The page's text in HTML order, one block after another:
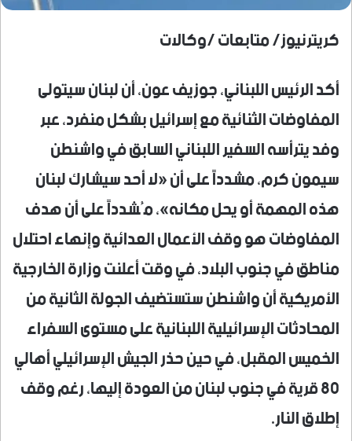
كريترنيوز/ متابعات /وكالات
أكد الرئيس اللبناني، جوزيف عون، أن لبنان سيتولى
المفاوضات الثنائية مع إسرائيل بشكل منفرد، عبر
وفد يترأسه السفير اللبناني السابق في واشنطن
سيمون كرم، مشدداً على أن «لا أحد سيشارك لبنان
هذه المهمة أو يحل مكانه»، مُشدداً على أن هدف
المفاوضات هو وقف الأعمال العدائية وإنهاء احتلال
مناطق في جنوب البلاد، في وقت أعلنت وزارة الخارجية
الأمريكية أن واشنطن ستستضيف الجولة الثانية من
المحادثات الإسرائيلية اللبنانية على مستوى السفراء
الخميس المقبل، في حين حذر الجيش الإسرائيلي أهالي
80 قرية في جنوب لبنان من العودة إليها، رغم وقف
إطلاق النار.